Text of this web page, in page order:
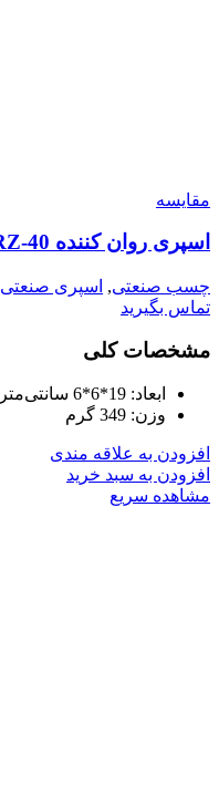
مقایسه
اسپری روان کننده RZ-40
چسب صنعتی, اسپری صنعتی
تماس بگیرید
مشخصات کلی
ابعاد: 19*6*6 سانتی‌متر
وزن: 349 گرم
افزودن به علاقه مندی
افزودن به سبد خرید
مشاهده سریع